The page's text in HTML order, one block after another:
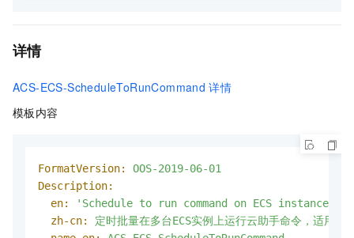
详情
ACS-ECS-ScheduleToRunCommand 详情
模板内容
FormatVersion:
OOS-2019-06-01
Description:
en:
'Schedule to run command on ECS
zh-cn:
定时批量在多台ECS实例上运行云助手命令，适用